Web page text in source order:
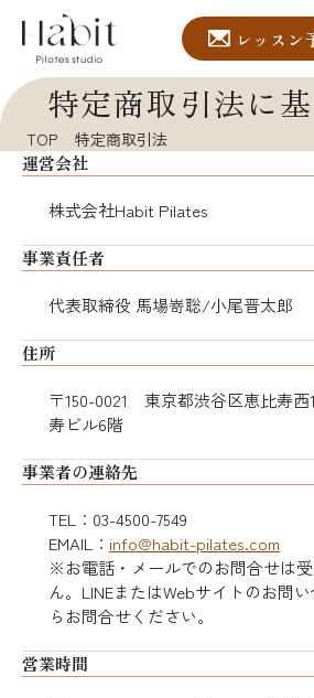
レッスン
特定商取引法に
TOP 特定商取引法
運営会社
株式会社Habit Pilates
事業責任者
代表取締役 馬場嵜聡/小尾晋太郎
住所
〒150-0021 東京都渋谷区恵比寿西
寿ビル6階
事業者の連絡先
TEL：03-4500-7549
EMAIL： info@habit-pilates.com
※お電話・メールでのお問合せは
ん。LINEまたはWebサイトのお問
らお問合せください。
営業時間